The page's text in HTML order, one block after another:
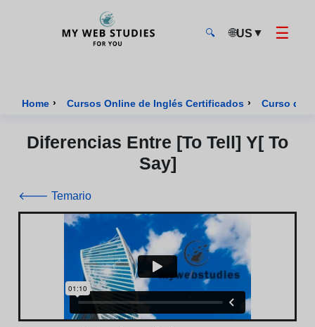
🔍 🌐US ▼ ☰
Home › Cursos Online de Inglés Certificados › Curso de
Diferencias Entre [to Tell] Y[ To
Say]
🡐 Temario